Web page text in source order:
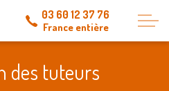
03 60 12 37 76
France entière
des tuteurs